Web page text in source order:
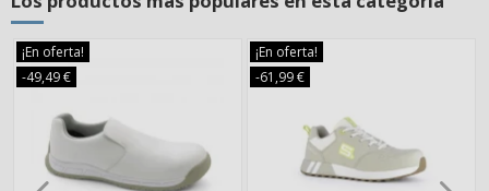
¡En oferta!
-49,49 €
¡En oferta!
-61,99 €